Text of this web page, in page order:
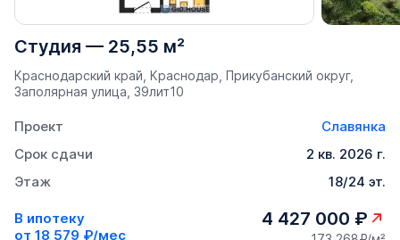
Студия — 25,55 м²
Краснодарский край, Краснодар, Прикубанский округ,
Заполярная улица, 39лит10
Проект
Славянка
Срок сдачи
2 кв. 2026 г.
Этаж
18/24 эт.
В ипотеку
от 18 579 ₽/мес
4 427 000 ₽